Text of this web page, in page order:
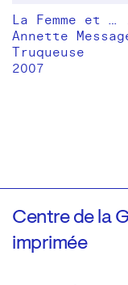
La Femme et …
Annette
Truqueuse
2007
Centre de la
imprimée